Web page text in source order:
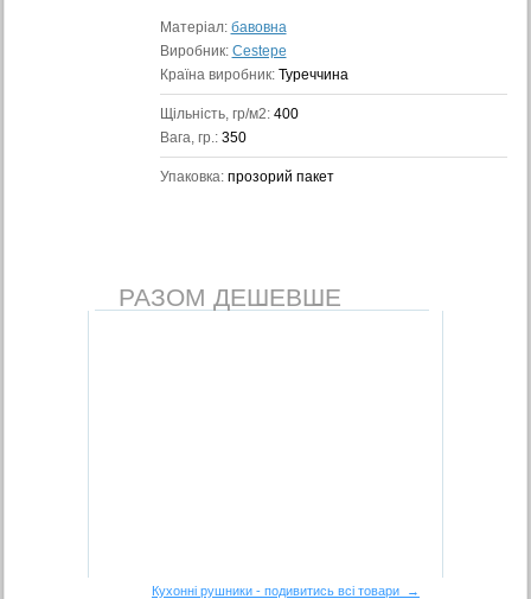
Матеріал: бавовна
Виробник: Cestepe
Країна виробник: Туреччина
Щільність, гр/м2: 400
Вага, гр.: 350
Упаковка: прозорий пакет
РАЗОМ ДЕШЕВШЕ
Кухонні рушники - подивитись всі товари →